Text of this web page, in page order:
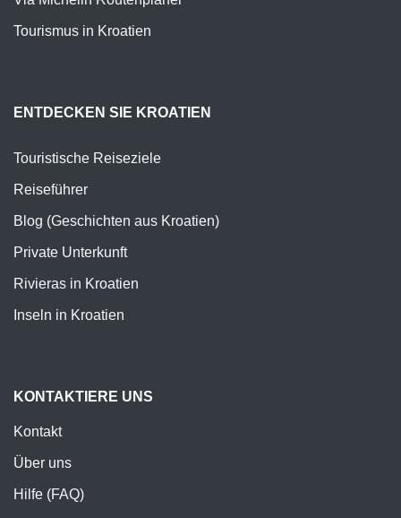
Tourismus in Kroatien
ENTDECKEN SIE KROATIEN
Touristische Reiseziele
Reiseführer
Blog (Geschichten aus Kroatien)
Private Unterkunft
Rivieras in Kroatien
Inseln in Kroatien
KONTAKTIERE UNS
Kontakt
Über uns
Hilfe (FAQ)